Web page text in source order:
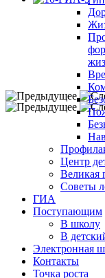
Центр
Великая
Советы
ГИА
Поступающим
В школу
В
Электронная
Контакты
Точка роста